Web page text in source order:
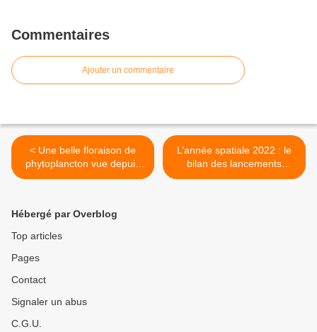
Commentaires
Ajouter un commentaire
< Une belle floraison de
phytoplancton vue depuis
l’espace
L’année spatiale 2022 : le
bilan des lancements
orbitaux >
Hébergé par Overblog
Top articles
Pages
Contact
Signaler un abus
C.G.U.